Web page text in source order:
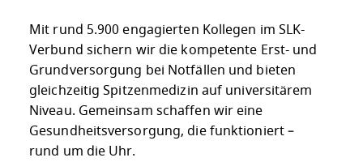
Mit rund 5.900 engagierten Kollegen im SLK-
Verbund sichern wir die kompetente Erst- und
Grundversorgung bei Notfällen und bieten
gleichzeitig Spitzenmedizin auf universitärem
Niveau. Gemeinsam schaffen wir eine
Gesundheitsversorgung, die funktioniert –
rund um die Uhr.